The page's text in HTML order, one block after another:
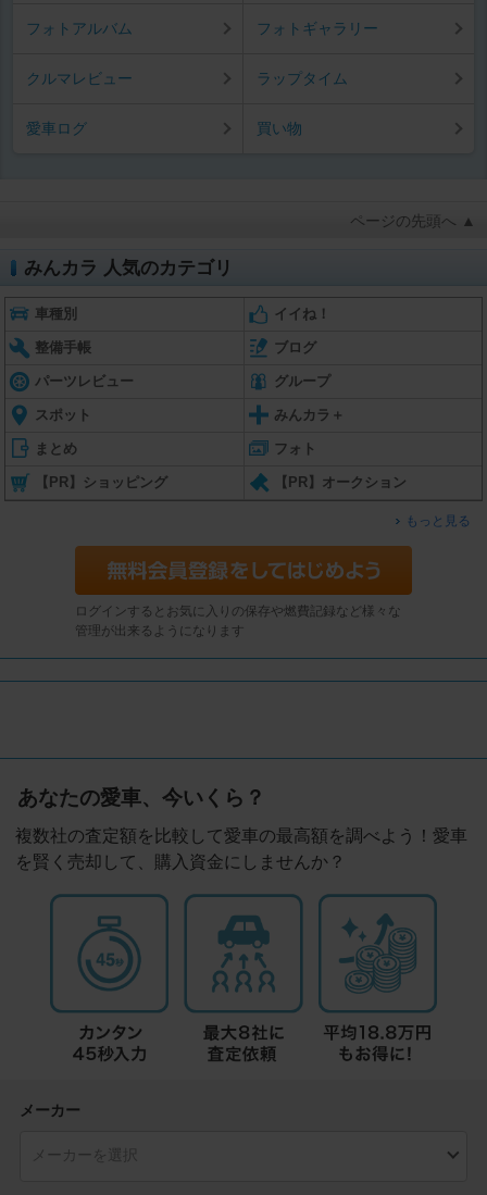
フォトアルバム フォトギャラリー
クルマレビュー ラップタイム
愛車ログ 買い物
ページの先頭へ ▲
みんカラ 人気のカテゴリ
車種別 イイね！
整備手帳 ブログ
パーツレビュー グループ
スポット みんカラ＋
まとめ フォト
【PR】ショッピング 【PR】オークション
もっと見る
ログインするとお気に入りの保存や燃費記録など様々な
管理が出来るようになります
あなたの愛車、今いくら？
複数社の査定額を比較して愛車の最高額を調べよう！愛車
を賢く売却して、購入資金にしませんか？
メーカー